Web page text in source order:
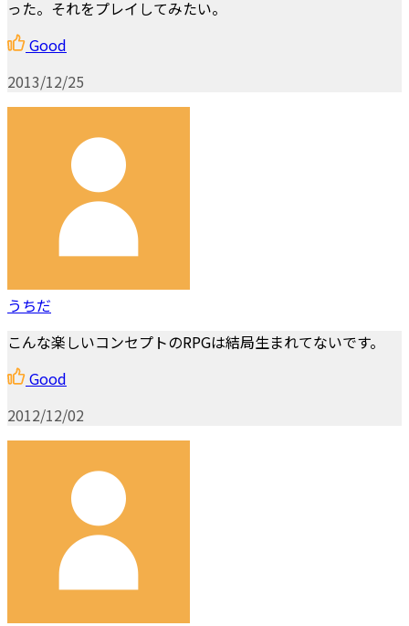
った。それをプレイしてみたい。
Good
2013/12/25
うちだ
こんな楽しいコンセプトのRPGは結局生まれてないです。
Good
2012/12/02